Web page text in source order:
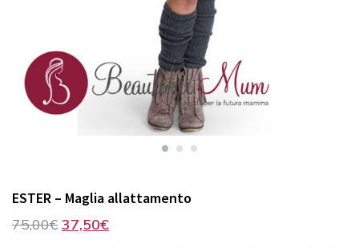
ESTER – Maglia allattamento
75,00€ Il
37,50€Il